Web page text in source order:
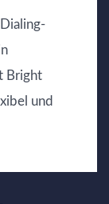
Bright
und